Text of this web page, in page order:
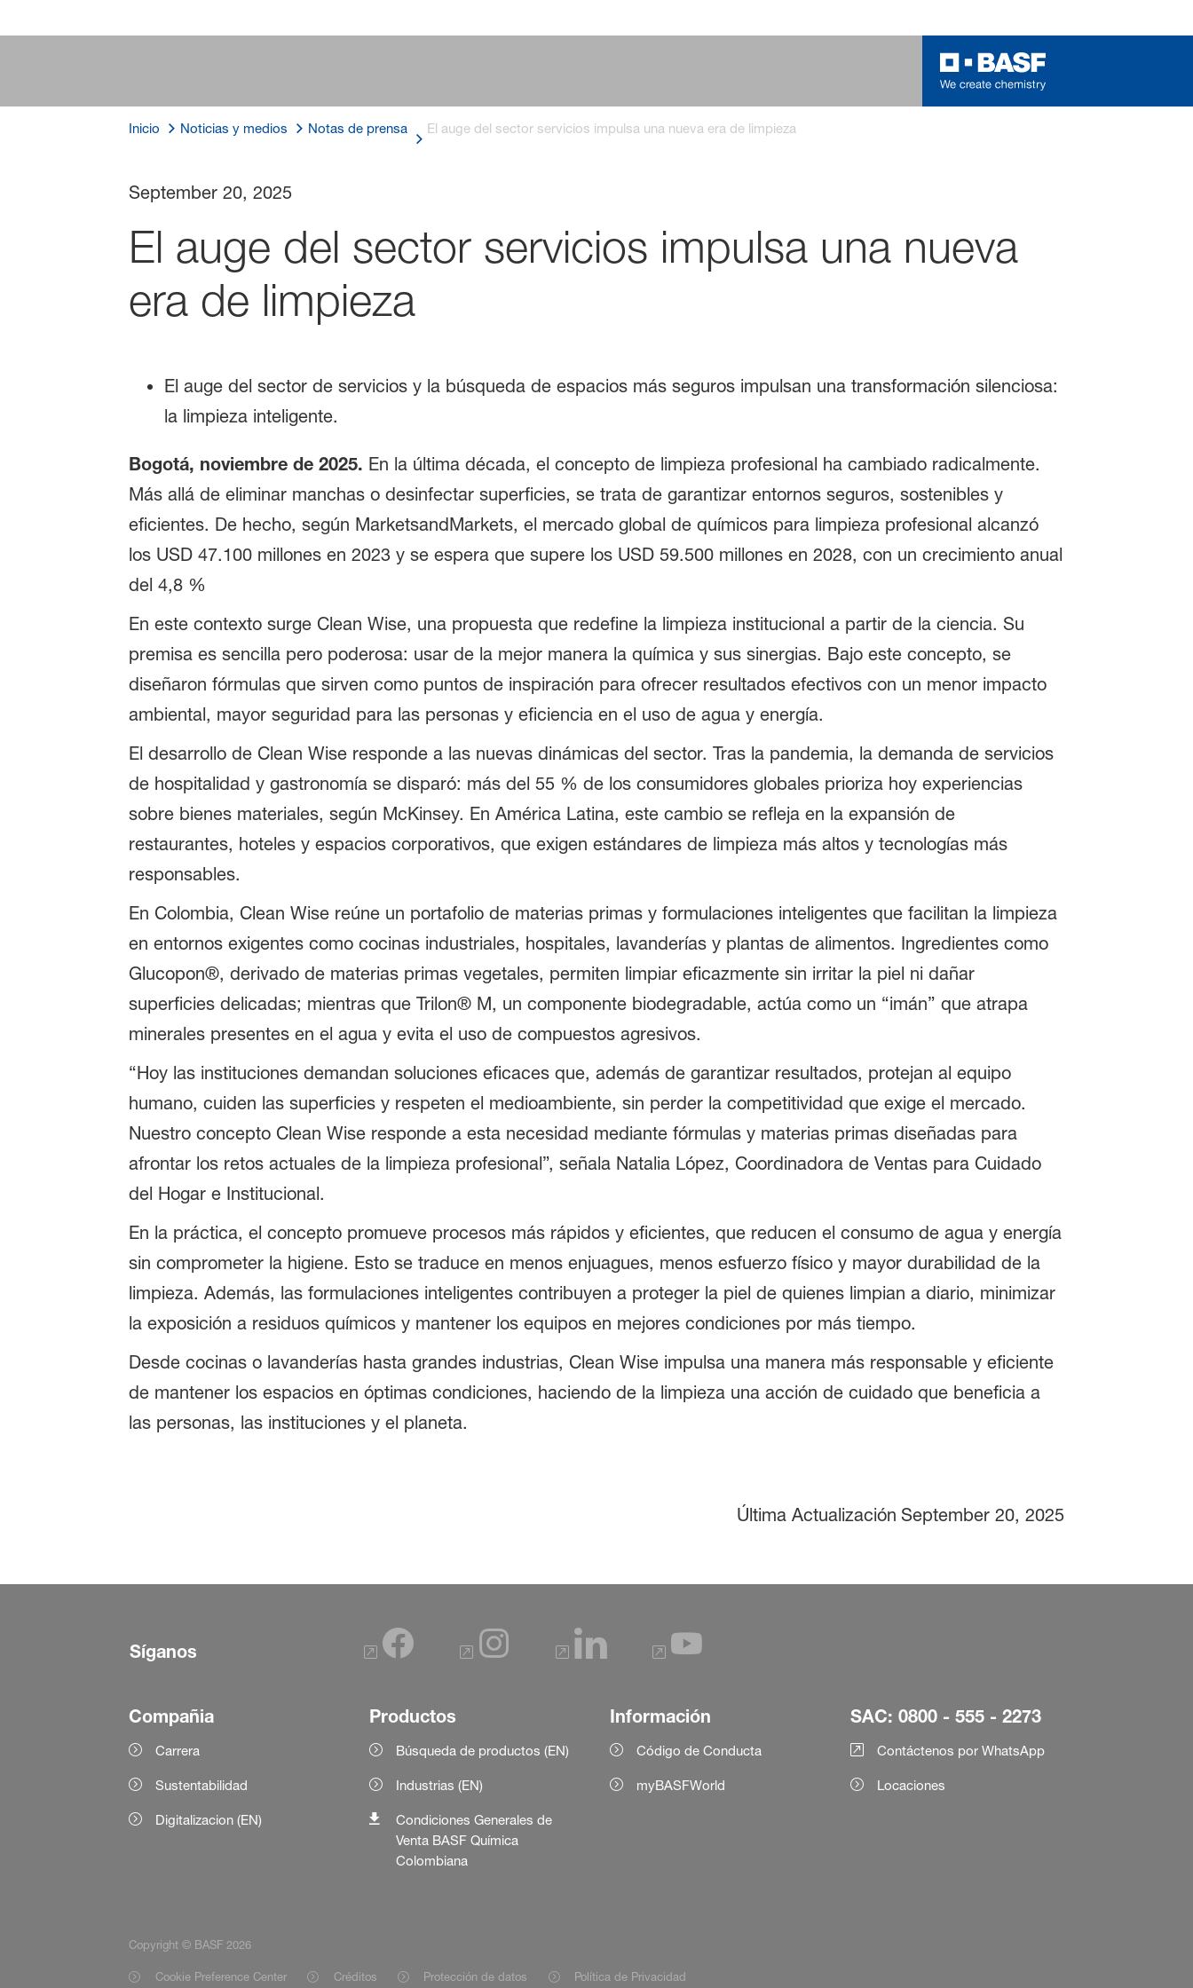
Inicio Noticias y medios Notas de prensa El auge del sector servicios impulsa una nueva era de limpieza
September 20, 2025
El auge del sector servicios impulsa una nueva
era de limpieza
El auge del sector de servicios y la búsqueda de espacios más seguros impulsan una transformación silenciosa:
la limpieza inteligente.
Bogotá, noviembre de 2025. En la última década, el concepto de limpieza profesional ha cambiado radicalmente.
Más allá de eliminar manchas o desinfectar superficies, se trata de garantizar entornos seguros, sostenibles y
eficientes. De hecho, según MarketsandMarkets, el mercado global de químicos para limpieza profesional alcanzó
los USD 47.100 millones en 2023 y se espera que supere los USD 59.500 millones en 2028, con un crecimiento anual
del 4,8 %
En este contexto surge Clean Wise, una propuesta que redefine la limpieza institucional a partir de la ciencia. Su
premisa es sencilla pero poderosa: usar de la mejor manera la química y sus sinergias. Bajo este concepto, se
diseñaron fórmulas que sirven como puntos de inspiración para ofrecer resultados efectivos con un menor impacto
ambiental, mayor seguridad para las personas y eficiencia en el uso de agua y energía.
El desarrollo de Clean Wise responde a las nuevas dinámicas del sector. Tras la pandemia, la demanda de servicios
de hospitalidad y gastronomía se disparó: más del 55 % de los consumidores globales prioriza hoy experiencias
sobre bienes materiales, según McKinsey. En América Latina, este cambio se refleja en la expansión de
restaurantes, hoteles y espacios corporativos, que exigen estándares de limpieza más altos y tecnologías más
responsables.
En Colombia, Clean Wise reúne un portafolio de materias primas y formulaciones inteligentes que facilitan la limpieza
en entornos exigentes como cocinas industriales, hospitales, lavanderías y plantas de alimentos. Ingredientes como
Glucopon®, derivado de materias primas vegetales, permiten limpiar eficazmente sin irritar la piel ni dañar
superficies delicadas; mientras que Trilon® M, un componente biodegradable, actúa como un “imán” que atrapa
minerales presentes en el agua y evita el uso de compuestos agresivos.
“Hoy las instituciones demandan soluciones eficaces que, además de garantizar resultados, protejan al equipo
humano, cuiden las superficies y respeten el medioambiente, sin perder la competitividad que exige el mercado.
Nuestro concepto Clean Wise responde a esta necesidad mediante fórmulas y materias primas diseñadas para
afrontar los retos actuales de la limpieza profesional”, señala Natalia López, Coordinadora de Ventas para Cuidado
del Hogar e Institucional.
En la práctica, el concepto promueve procesos más rápidos y eficientes, que reducen el consumo de agua y energía
sin comprometer la higiene. Esto se traduce en menos enjuagues, menos esfuerzo físico y mayor durabilidad de la
limpieza. Además, las formulaciones inteligentes contribuyen a proteger la piel de quienes limpian a diario, minimizar
la exposición a residuos químicos y mantener los equipos en mejores condiciones por más tiempo.
Desde cocinas o lavanderías hasta grandes industrias, Clean Wise impulsa una manera más responsable y eficiente
de mantener los espacios en óptimas condiciones, haciendo de la limpieza una acción de cuidado que beneficia a
las personas, las instituciones y el planeta.
Última Actualización September 20, 2025
Síganos
Compañia
Carrera
Sustentabilidad
Digitalizacion (EN)
Productos
Búsqueda de productos (EN)
Industrias (EN)
Condiciones Generales de
Venta BASF Química
Colombiana
Información
Código de Conducta
myBASFWorld
SAC: 0800 - 555 - 2273
Contáctenos por WhatsApp
Locaciones
Copyright © BASF 2026
Cookie Preference Center Créditos Protección de datos Política de Privacidad